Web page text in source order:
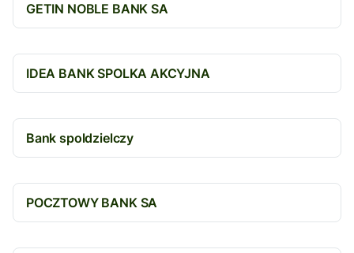
GETIN NOBLE BANK SA
IDEA BANK SPOLKA AKCYJNA
Bank spoldzielczy
POCZTOWY BANK SA